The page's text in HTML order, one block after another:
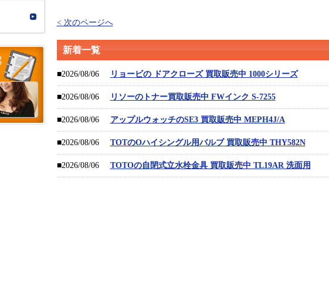
< 次のページへ
新着一覧
■2026/08/06 リョービの ドアクローズ 買取販売中 1000シリーズ
■2026/08/06 リソーのトナー買取販売中 FWインク S-7255
■2026/08/06 アップルウォッチのSE3 買取販売中 MEPH4J/A
■2026/08/06 TOTのOハイシングル用バルブ 買取販売中 THY582N
■2026/08/06 TOTOの自閉式立水栓金具 買取販売中 TL19AR 洗面用